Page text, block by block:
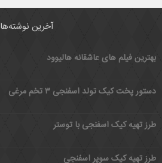
آخرین نوشته‌ها
بهترین فیلم های عاشقانه هالیوود
دستور پخت کیک تولد اسفنجی ۳ تخم مرغی
طرز تهیه کیک اسفنجی با توستر
طرز تهیه کیک سوپر اسفنجی